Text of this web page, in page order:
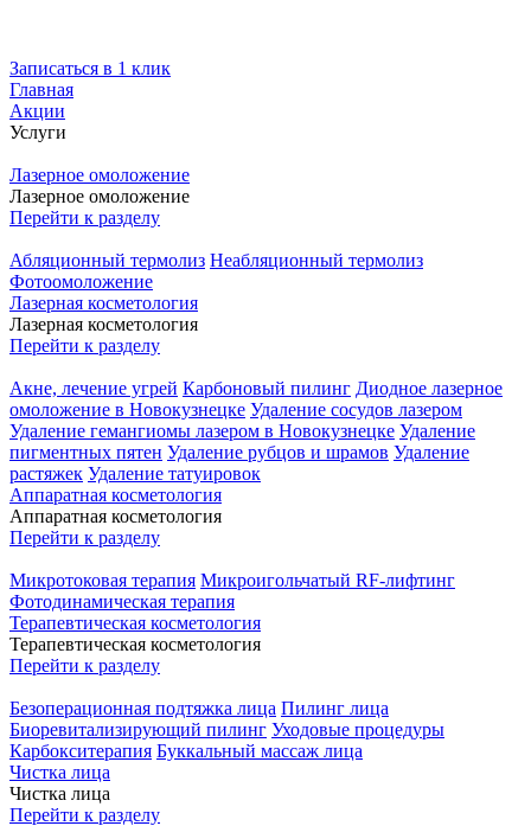
Записаться в 1 клик
Главная
Акции
Услуги
Лазерное омоложение
Лазерное омоложение
Перейти к разделу
Абляционный термолиз Неабляционный термолиз
Фотоомоложение
Лазерная косметология
Лазерная косметология
Перейти к разделу
Акне, лечение угрей Карбоновый пилинг Диодное лазерное
омоложение в Новокузнецке Удаление сосудов лазером
Удаление гемангиомы лазером в Новокузнецке Удаление
пигментных пятен Удаление рубцов и шрамов Удаление
растяжек Удаление татуировок
Аппаратная косметология
Аппаратная косметология
Перейти к разделу
Микротоковая терапия Микроигольчатый RF-лифтинг
Фотодинамическая терапия
Терапевтическая косметология
Терапевтическая косметология
Перейти к разделу
Безоперационная подтяжка лица Пилинг лица
Биоревитализирующий пилинг Уходовые процедуры
Карбокситерапия Буккальный массаж лица
Чистка лица
Чистка лица
Перейти к разделу